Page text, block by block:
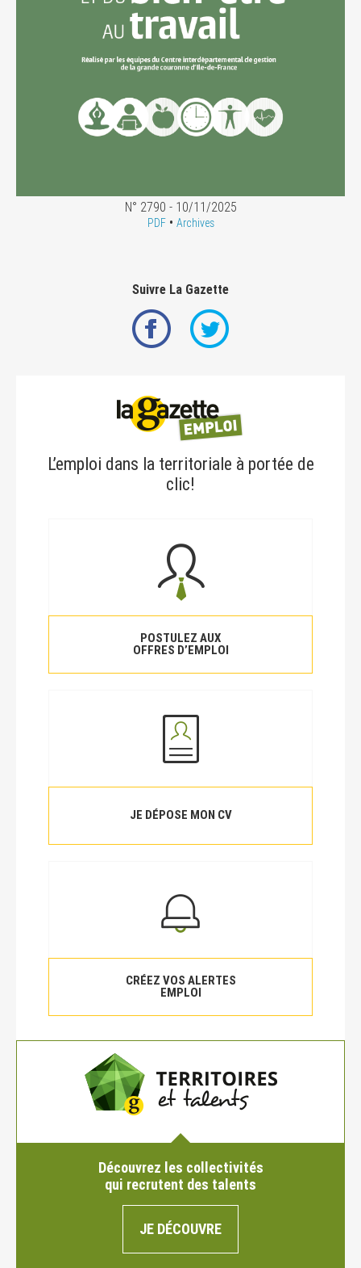
N° 2790 - 10/11/2025
PDF• Archives
Suivre La Gazette
L’emploi dans la territoriale à portée de
clic!
POSTULEZ AUX
OFFRES D’EMPLOI
JE DÉPOSE MON CV
CRÉEZ VOS ALERTES
EMPLOI
Découvrez les collectivités
qui recrutent des talents
JE DÉCOUVRE